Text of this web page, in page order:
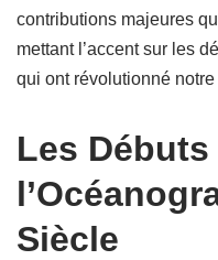
contributions majeures
mettant l’accent sur les
qui ont révolutionné
Les Débuts
Siècle